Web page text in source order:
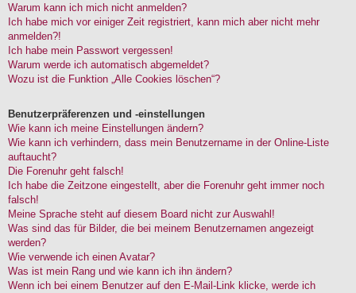
Warum kann ich mich nicht anmelden?
Ich habe mich vor einiger Zeit registriert, kann mich aber nicht mehr
anmelden?!
Ich habe mein Passwort vergessen!
Warum werde ich automatisch abgemeldet?
Wozu ist die Funktion „Alle Cookies löschen“?
Benutzerpräferenzen und -einstellungen
Wie kann ich meine Einstellungen ändern?
Wie kann ich verhindern, dass mein Benutzername in der Online-Liste
auftaucht?
Die Forenuhr geht falsch!
Ich habe die Zeitzone eingestellt, aber die Forenuhr geht immer noch
falsch!
Meine Sprache steht auf diesem Board nicht zur Auswahl!
Was sind das für Bilder, die bei meinem Benutzernamen angezeigt
werden?
Wie verwende ich einen Avatar?
Was ist mein Rang und wie kann ich ihn ändern?
Wenn ich bei einem Benutzer auf den E-Mail-Link klicke, werde ich